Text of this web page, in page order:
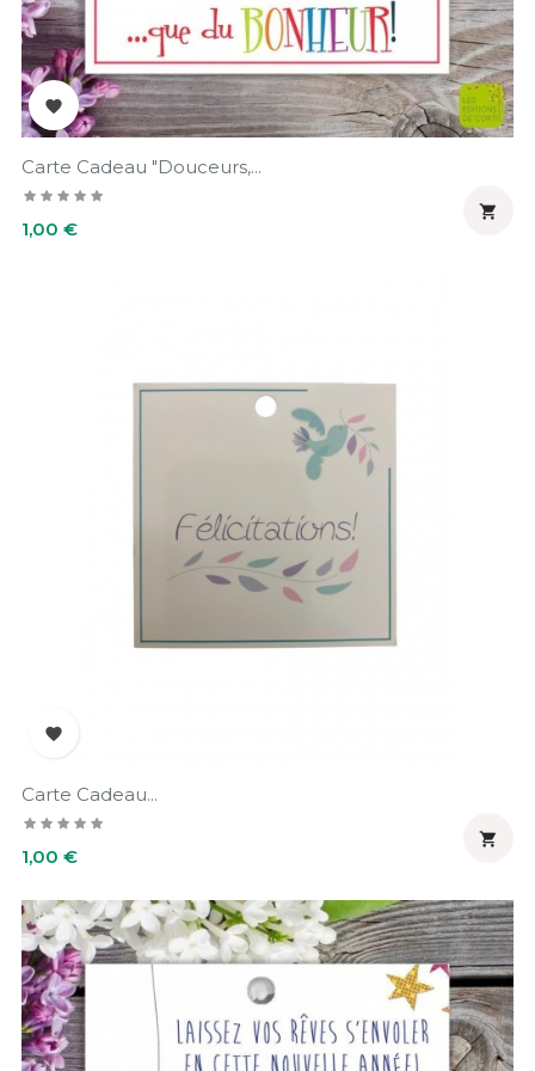

Carte Cadeau "Douceurs,...
Prix
1,00 €


Carte Cadeau...
Prix
1,00 €
